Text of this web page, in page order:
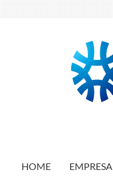
HOME EMPRESA